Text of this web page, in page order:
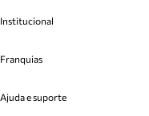
Institucional
Cashback
Venda Corporativa
Franquias
Plano de Negócio
Ajuda e suporte